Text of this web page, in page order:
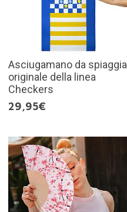
Asciugamano da spiaggia
originale della linea
Checkers
29,95€